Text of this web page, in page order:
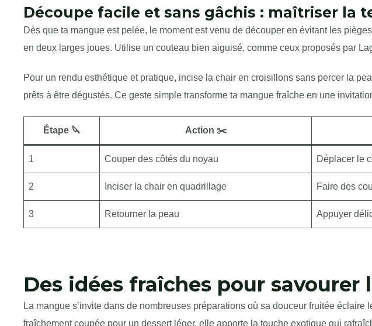
Découpe facile et sans gâchis : maîtriser la
Dès que ta mangue est pelée, le moment est venu de découper en évitant les
en deux larges joues. Utilise un couteau bien aiguisé, comme ceux proposés par
Pour un rendu esthétique et pratique, incise la chair en croisillons sans percer la
prêts à être dégustés. Ce geste simple transforme ta mangue fraîche en une
Étape 🔪 Action ✂️
1 Couper des côtés du noyau Déplacer le
2 Inciser la chair en quadrillage Faire des
3 Retourner la peau Appuyer
Des idées fraîches pour
La mangue s’invite dans de nombreuses préparations où sa douceur fruitée
fraîchement coupée pour un dessert léger, elle apporte la touche exotique qui